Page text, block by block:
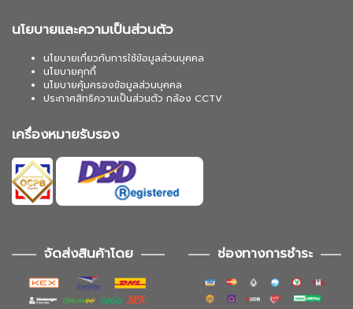
นโยบายและความเป็นส่วนตัว
นโยบายเกี่ยวกับการใช้ข้อมูลส่วนบุคคล
นโยบายคุกกี้
นโยบายคุ้มครองข้อมูลส่วนบุคคล
ประกาศสิทธิความเป็นส่วนตัว กล้อง CCTV
เครื่องหมายรับรอง
จัดส่งสินค้าโดย ช่องทางการชำระ